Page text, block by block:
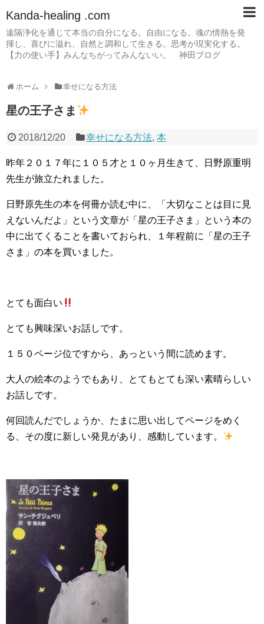
Kanda-healing .com
遠隔浄化を通じて本当の自分になる。自由になる。魂の情熱を発
揮し、喜びに溢れ、自然と調和して生きる。思考が現実化する。
【力の使い手】みんなちがってみんないい。 神田ブログ
ホーム 幸せになる方法
星の王子さま
2018/12/20 幸せになる方法,本
昨年２０１７年に１０５才と１０ヶ月生きて、日野原重明
先生が旅立たれました。
日野原先生の本を何冊か読む中に、「大切なことは目に見
えないんだよ」という文章が「星の王子さま」という本の
中に出てくることを書いておられ、１年程前に「星の王子
さま」の本を買いました。
とても面白い
とても興味深いお話しです。
１５０ページ位ですから、あっという間に読めます。
大人の絵本のようでもあり、とてもとても深い素晴らしい
お話しです。
何回読んだでしょうか、たまに思い出してページをめく
る、その度に新しい発見があり、感動しています。